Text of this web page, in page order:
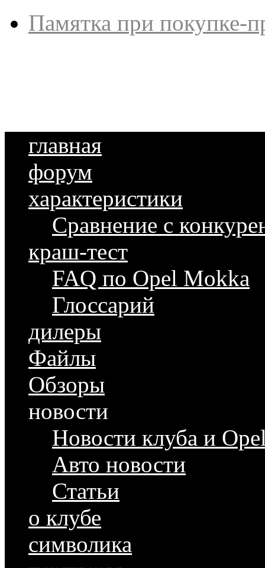
Памятка при покупке-
главная
форум
характеристики
Сравнение с
краш-тест
FAQ по Opel Mokka
Глоссарий
дилеры
Файлы
Обзоры
новости
Новости клуба и
Авто новости
Статьи
о клубе
символика